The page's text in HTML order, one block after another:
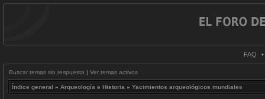
FAQ •
Buscar temas sin respuesta | Ver temas activos
Índice general » Arqueología e Historia » Yacimientos arqueológicos mundiales